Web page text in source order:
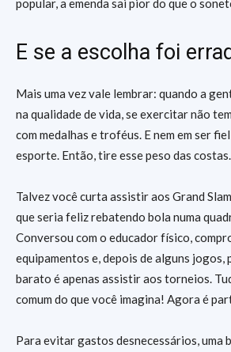
popular, a emenda sai pior do que o
E se a escolha foi
Mais uma vez vale lembrar: quando a
na qualidade de vida, se exercitar não
com medalhas e troféus. E nem em ser
esporte. Então, tire esse peso das costas.
Talvez você curta assistir aos Grand
que seria feliz rebatendo bola numa
Conversou com o educador físico,
equipamentos e, depois de alguns jogos,
barato é apenas assistir aos torneios.
comum do que você imagina! Agora é
Para evitar gastos desnecessários, uma